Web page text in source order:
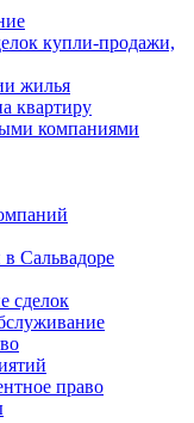
купли-продажи,
жилья
квартиру
компаниями
Сальвадоре
сделок
право